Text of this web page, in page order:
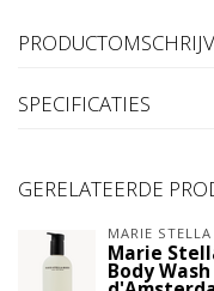
SPECIFICATIES
GERELATEERDE
MARIE
Marie
Body